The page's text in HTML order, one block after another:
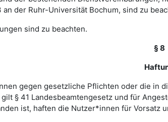
an der Ruhr-Universität Bochum, sind zu
sind zu beachten.
§ 8
gegen gesetzliche Pflichten oder die
§ 41 Landesbeamtengesetz und für
ist, haften die Nutzer*innen für Vorsatz